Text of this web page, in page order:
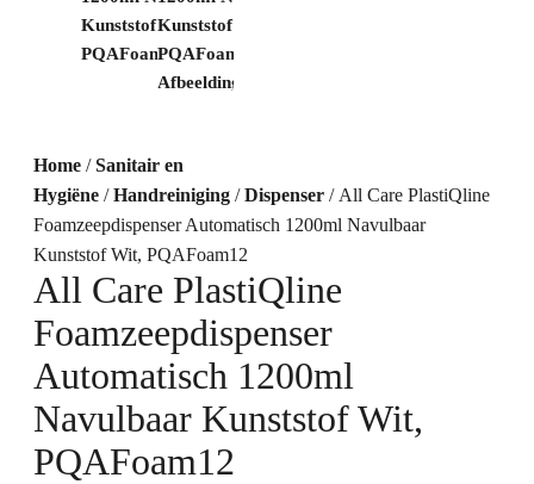
Home /Sanitair en
Hygiëne /Handreiniging /Dispenser / All Care PlastiQline
Foamzeepdispenser Automatisch 1200ml Navulbaar
Kunststof Wit, PQAFoam12
All Care PlastiQline
Foamzeepdispenser
Automatisch 1200ml
Navulbaar Kunststof Wit,
PQAFoam12